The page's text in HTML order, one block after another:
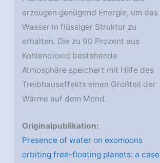
erzeugen genügend Energie, um das
Wasser in flüssiger Struktur zu
erhalten. Die zu 90 Prozent aus
Kohlendioxid bestehende
Atmosphäre speichert mit Hilfe des
Treibhauseffekts einen Großteil der
Wärme auf dem Mond.
Originalpublikation:
Presence of water on exomoons
orbiting free-floating planets: a case